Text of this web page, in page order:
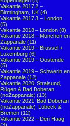
Vakantie 2017 2 –
Birmingham, UK (4)
Vakantie 2017 3 – London
(5)
Vakantie 2018 – London (8)
Vakantie 2018 – München en
Zappanale (11)
Vakantie 2019 – Brussel +
Luxemburg (6)
Vakantie 2019 – Oostende
(5)
Vakantie 2019 – Schwerin en
Zappanale (12)
Vakantie 2020: Stralsund,
Rügen & Bad Doberan
(noZappanale) (13)
Vakantie 2021: Bad Doberan
(noZappanale), Lübeck &
Bremen (12)
Vakantie 2022 – Den Haag
(3)